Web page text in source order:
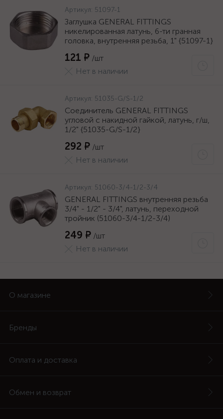
Артикул: 51097-1
Заглушка GENERAL FITTINGS
никелированная латунь, 6-ти гранная
головка, внутренняя резьба, 1" {51097-1}
121 ₽ /шт
Нет в наличии
Артикул: 51035-G/S-1/2
Соединитель GENERAL FITTINGS
угловой с накидной гайкой, латунь, г/ш,
1/2" {51035-G/S-1/2}
292 ₽ /шт
Нет в наличии
Артикул: 51060-3/4-1/2-3/4
GENERAL FITTINGS внутренняя резьба
3/4" - 1/2" - 3/4", латунь, переходной
тройник (51060-3/4-1/2-3/4)
249 ₽ /шт
Нет в наличии
О магазине
Бренды
Оплата и доставка
Обмен и возврат